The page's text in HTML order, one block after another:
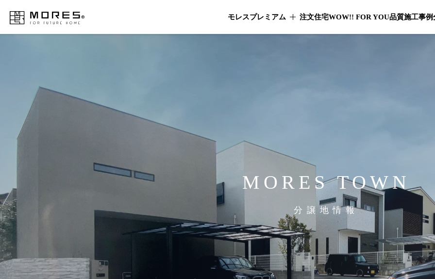
MORES モレスプレミアム モレスプレミアムのメニューを開く
注文住宅WOW!! FOR YOU品質施工事例
MORESTOWN
分譲地情報